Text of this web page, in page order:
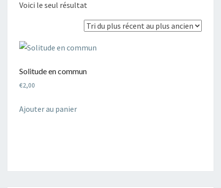
Voici le seul résultat
Solitude en commun
€2,00
Ajouter au panier